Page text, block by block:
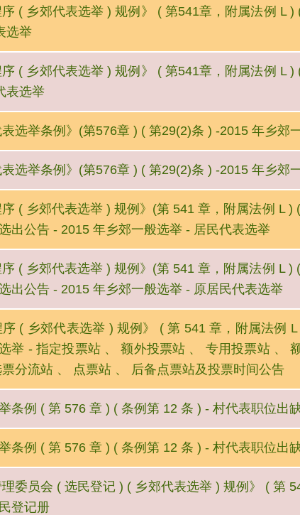
序 ( 乡郊代表选举 ) 规例》 ( 第541章，附属法例 L
选举
序 ( 乡郊代表选举 ) 规例》 ( 第541章，附属法例 L
表选举
表选举条例》(第576章 ) ( 第29(2)条 ) -2015 年乡
表选举条例》(第576章 ) ( 第29(2)条 ) -2015 年乡
序 ( 乡郊代表选举 ) 规例》(第 541 章，附属法例 L
出公告 - 2015 年乡郊一般选举 - 居民代表选举
序 ( 乡郊代表选举 ) 规例》(第 541 章，附属法例 L
出公告 - 2015 年乡郊一般选举 - 原居民代表选举
序 ( 乡郊代表选举 ) 规例》 ( 第 541 章，附属法例
举 - 指定投票站 、 额外投票站 、 专用投票站 、
分流站 、 点票站 、 后备点票站及投票时间公告
条例 ( 第 576 章 ) ( 条例第 12 条 ) - 村代表职位出
条例 ( 第 576 章 ) ( 条例第 12 条 ) - 村代表职位出
理委员会 ( 选民登记 ) ( 乡郊代表选举 ) 规例》 ( 第
登记册